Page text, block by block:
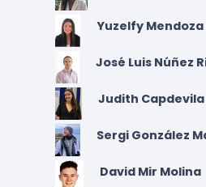
Yuzelfy
José Luis Núñez
Judith Capdevila
Sergi González
David Mir Molina